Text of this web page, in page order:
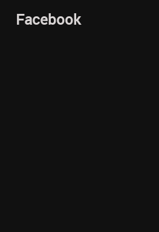
Facebook